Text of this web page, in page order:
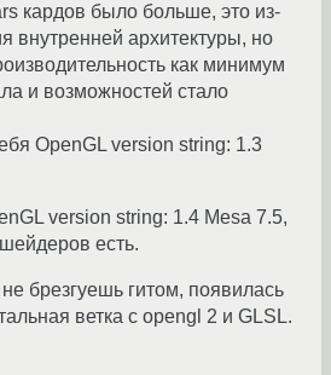
кардов было больше, это из-
внутренней архитектуры, но
как минимум
и возможностей стало
OpenGL version string: 1.3
version string: 1.4 Mesa 7.5,
есть.
не брезгуешь гитом, появилась
ветка с opengl 2 и GLSL.